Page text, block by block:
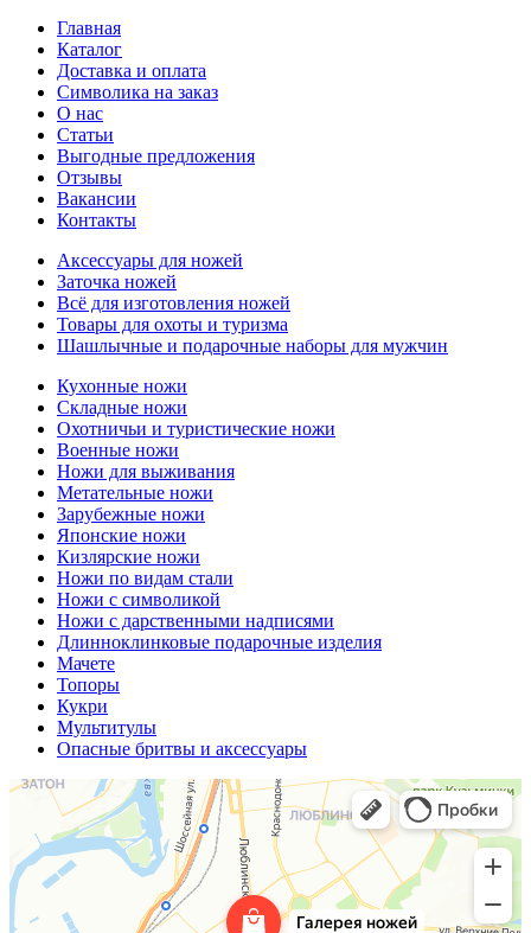
Главная
Каталог
Доставка и оплата
Символика на заказ
О нас
Статьи
Выгодные предложения
Отзывы
Вакансии
Контакты
Аксессуары для ножей
Заточка ножей
Всё для изготовления ножей
Товары для охоты и туризма
Шашлычные и подарочные наборы для мужчин
Кухонные ножи
Складные ножи
Охотничьи и туристические ножи
Военные ножи
Ножи для выживания
Метательные ножи
Зарубежные ножи
Японские ножи
Кизлярские ножи
Ножи по видам стали
Ножи с символикой
Ножи с дарственными надписями
Длинноклинковые подарочные изделия
Мачете
Топоры
Кукри
Мультитулы
Опасные бритвы и аксессуары